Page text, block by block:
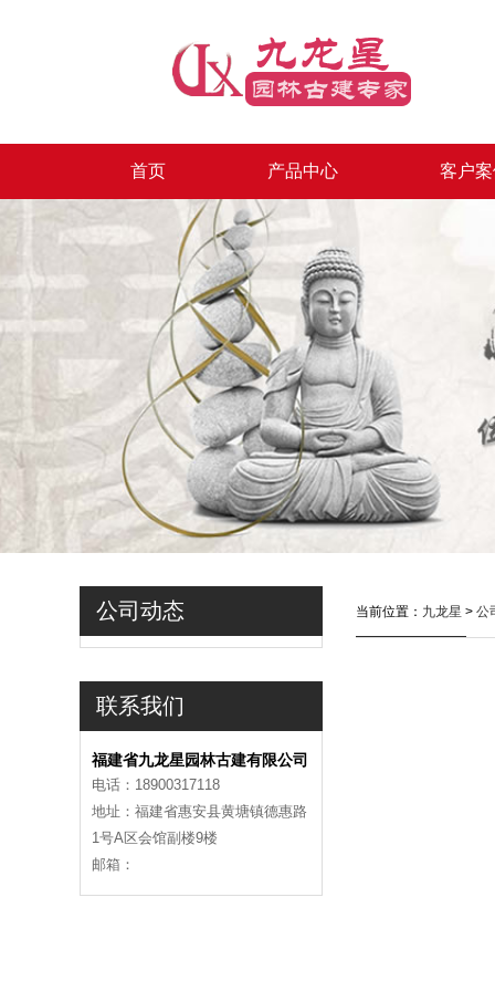
首页 产品中心 客户案
公司动态
联系我们
福建省九龙星园林古建有限公司
电话：18900317118
地址：福建省惠安县黄塘镇德惠路
1号A区会馆副楼9楼
邮箱：
当前位置： 九龙星 > 公